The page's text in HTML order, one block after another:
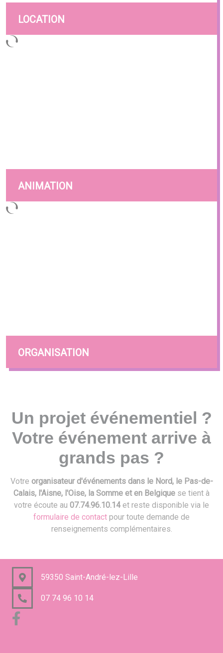
LOCATION
ANIMATION
ORGANISATION
Un projet événementiel ?
Votre événement arrive à
grands pas ?
Votre organisateur d'événements dans le Nord, le Pas-de-
Calais, l'Aisne, l'Oise, la Somme et en Belgique se tient à
votre écoute au 07.74.96.10.14et reste disponible via le
formulaire de contact pour toute demande de
renseignements complémentaires.
59350 Saint-André-lez-Lille
07 74 96 10 14